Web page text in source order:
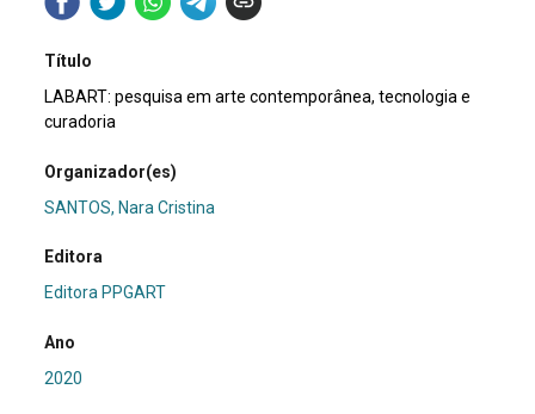
Título
LABART: pesquisa em arte contemporânea, tecnologia e
curadoria
Organizador(es)
SANTOS, Nara Cristina
Editora
Editora PPGART
Ano
2020